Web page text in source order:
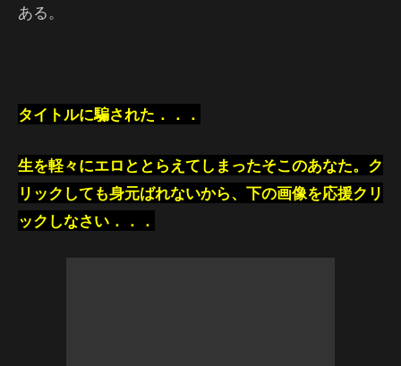
ある。
タイトルに騙された．．．
生を軽々にエロととらえてしまったそこのあなた。ク
リックしても身元ばれないから、下の画像を応援クリ
ックしなさい．．．